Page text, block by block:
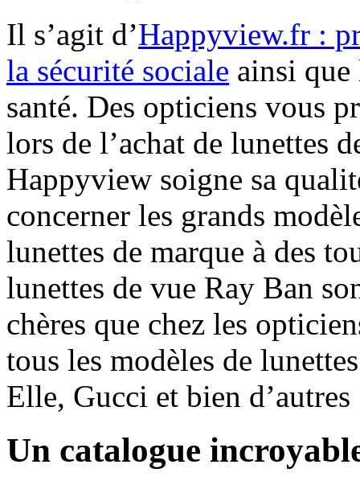
Il s’agit d’Happyview.fr :
la sécurité sociale ainsi que
santé. Des opticiens vous
lors de l’achat de lunettes
Happyview soigne sa
concerner les grands
lunettes de marque à des
lunettes de vue Ray Ban
chères que chez les
tous les modèles de
Elle, Gucci et bien d’autres
Un catalogue